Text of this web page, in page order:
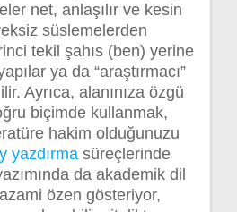
net, anlaşılır ve kesin
süslemelerden
tekil şahıs (ben) yerine
ya da “araştırmacı”
Ayrıca, alanınıza özgü
biçimde kullanmak,
hakim olduğunuzu
yazdırma süreçlerinde
da akademik dil
azami özen gösteriyor,